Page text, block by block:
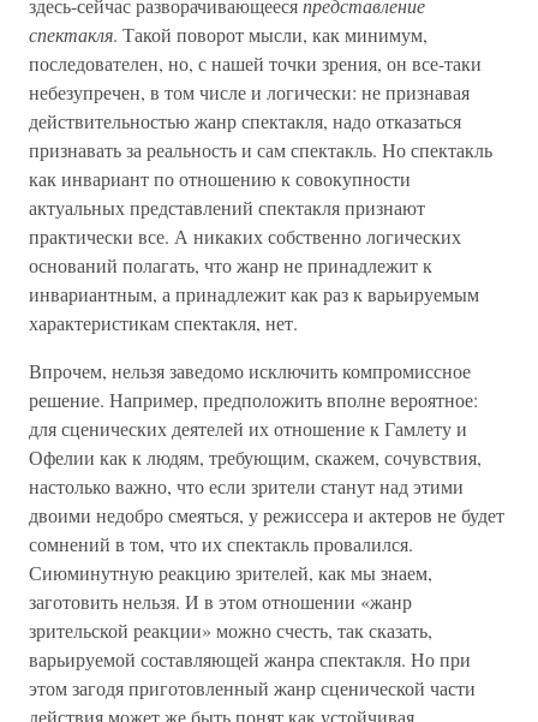
здесь-сейчас разворачивающеесяпредставление
спектакля. Такой поворот мысли, как минимум,
последователен, но, с нашей точки зрения, он все-таки
небезупречен, в том числе и логически: не признавая
действительностью жанр спектакля, надо отказаться
признавать за реальность и сам спектакль. Но спектакль
как инвариант по отношению к совокупности
актуальных представлений спектакля признают
практически все. А никаких собственно логических
оснований полагать, что жанр не принадлежит к
инвариантным, а принадлежит как раз к варьируемым
характеристикам спектакля, нет.
Впрочем, нельзя заведомо исключить компромиссное
решение. Например, предположить вполне вероятное:
для сценических деятелей их отношение к Гамлету и
Офелии как к людям, требующим, скажем, сочувствия,
настолько важно, что если зрители станут над этими
двоими недобро смеяться, у режиссера и актеров не будет
сомнений в том, что их спектакль провалился.
Сиюминутную реакцию зрителей, как мы знаем,
заготовить нельзя. И в этом отношении «жанр
зрительской реакции» можно счесть, так сказать,
варьируемой составляющей жанра спектакля. Но при
этом загодя приготовленный жанр сценической части
действия может же быть понят как устойчивая,